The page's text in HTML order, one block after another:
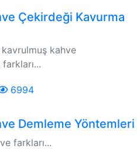
Çekirdeği Kavurma
kahve
6994
Demleme Yöntemleri
farkları...